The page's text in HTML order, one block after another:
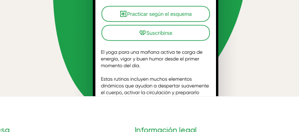
Información legal